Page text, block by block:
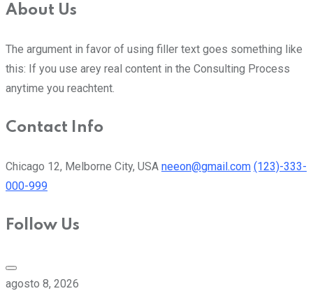
About Us
The argument in favor of using filler text goes something like
this: If you use arey real content in the Consulting Process
anytime you reachtent.
Contact Info
Chicago 12, Melborne City, USA neeon@gmail.com (123)-333-
000-999
Follow Us
agosto 8, 2026